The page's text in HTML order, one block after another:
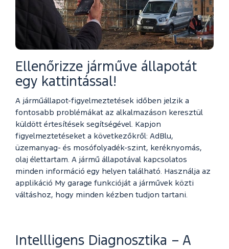
Ellenőrizze járműve állapotát
egy kattintással!
A járműállapot-figyelmeztetések időben jelzik a
fontosabb problémákat az alkalmazáson keresztül
küldött értesítések segítségével. Kapjon
figyelmeztetéseket a következőkről: AdBlu,
üzemanyag- és mosófolyadék-szint, keréknyomás,
olaj élettartam. A jármű állapotával kapcsolatos
minden információ egy helyen található. Használja az
applikáció My garage funkcióját a járművek közti
váltáshoz, hogy minden kézben tudjon tartani.
Intellligens Diagnosztika – A